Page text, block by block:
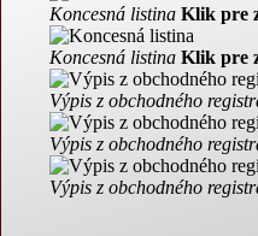
Koncesná listina Klik pre
Koncesná listina Klik pre
Výpis z obchodného
Výpis z obchodného
Výpis z obchodného